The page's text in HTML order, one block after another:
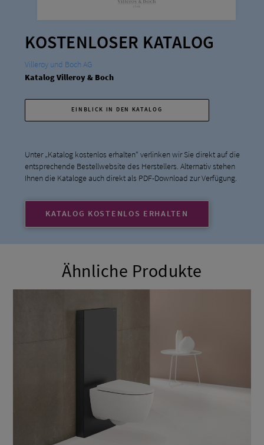
KOSTENLOSER KATALOG
Villeroy und Boch AG
Katalog Villeroy & Boch
EINBLICK IN DEN KATALOG
Unter „Katalog kostenlos erhalten“ verlinken wir Sie direkt auf die
entsprechende Bestellwebsite des Herstellers. Alternativ stehen
Ihnen die Kataloge auch direkt als PDF-Download zur Verfügung.
KATALOG KOSTENLOS ERHALTEN
Ähnliche Produkte